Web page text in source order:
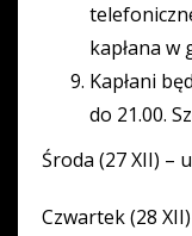
kapłana w
Kapłani
do 21.00.
Środa (27 XII) –
Czwartek (28